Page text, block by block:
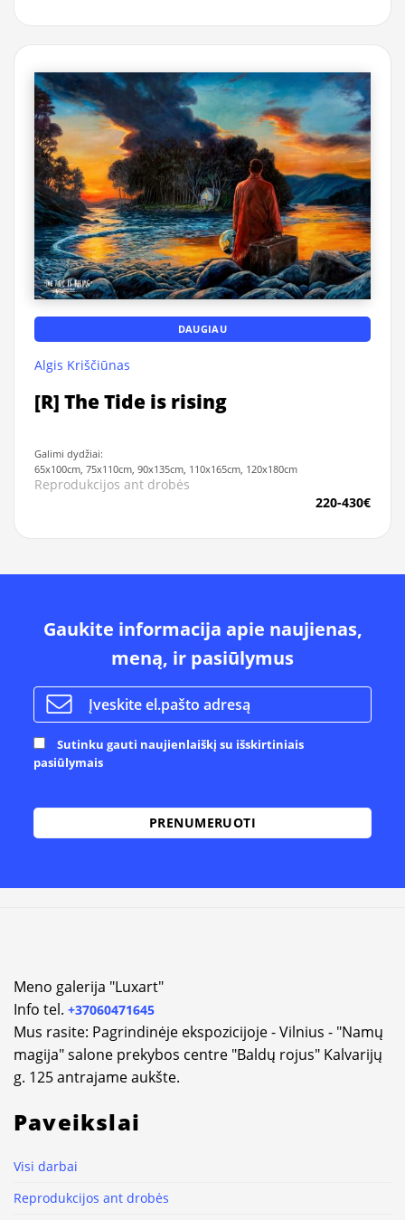
DAUGIAU
Algis Kriščiūnas
[R] The Tide is rising
Galimi dydžiai:
65x100cm, 75x110cm, 90x135cm, 110x165cm, 120x180cm
Reprodukcijos ant drobės
220-430€
Gaukite informacija apie naujienas,
meną, ir pasiūlymus
Sutinku gauti naujienlaiškį su išskirtiniais
pasiūlymais
Meno galerija "Luxart"
Info tel. +37060471645
Mus rasite: Pagrindinėje ekspozicijoje - Vilnius - "Namų
magija" salone prekybos centre "Baldų rojus" Kalvarijų
g. 125 antrajame aukšte.
Paveikslai
Visi darbai
Reprodukcijos ant drobės